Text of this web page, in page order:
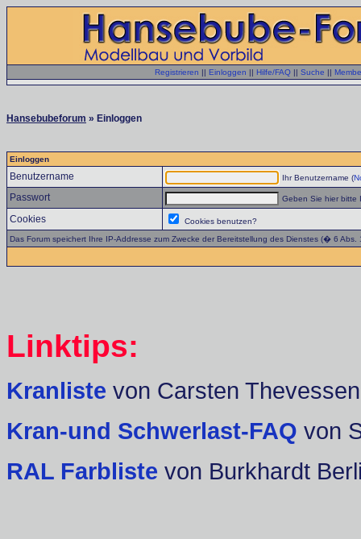
Registrieren || Einloggen || Hilfe/FAQ || Suche ||
Hansebubeforum » Einloggen
Einloggen
Benutzername Ihr Benutzername (
Passwort Geben Sie hier bitte
Cookies
Cookies benutzen?
Das Forum speichert Ihre IP-Addresse zum Zwecke der Bereitstellung des Dienstes (� 6
Linktips:
Kranliste von Carsten Thevessen
Kran-und Schwerlast-FAQ von
RAL Farbliste von Burkhardt